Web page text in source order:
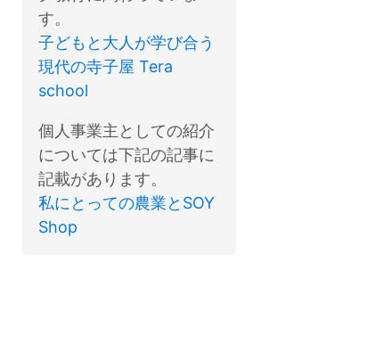
す。
子どもと大人が学び合う
現代の寺子屋 Tera
school
個人事業主としての紹介
については下記の記事に
記載があります。
私にとっての農業とSOY
Shop